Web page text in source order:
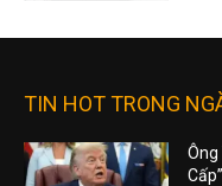
TIN HOT TRONG
Ông